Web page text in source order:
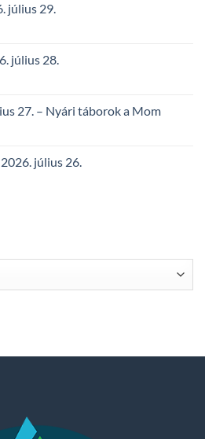
július 29.
július 28.
27. – Nyári táborok a Mom
július 26.